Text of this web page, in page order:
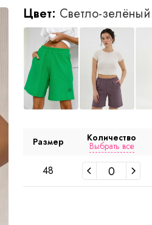
Цвет: Светло-зелёный
Размер Количество
Выбрать все
48